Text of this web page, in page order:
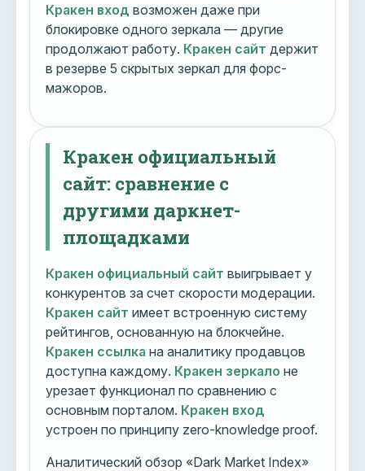
Кракен вход возможен даже при
блокировке одного зеркала — другие
продолжают работу. Кракен сайт держит
в резерве 5 скрытых зеркал для форс-
мажоров.
Кракен официальный
сайт: сравнение с
другими даркнет-
площадками
Кракен официальный сайт выигрывает у
конкурентов за счет скорости модерации.
Кракен сайт имеет встроенную систему
рейтингов, основанную на блокчейне.
Кракен ссылка на аналитику продавцов
доступна каждому. Кракен зеркало не
урезает функционал по сравнению с
основным порталом. Кракен вход
устроен по принципу zero-knowledge proof.
Аналитический обзор «Dark Market Index»